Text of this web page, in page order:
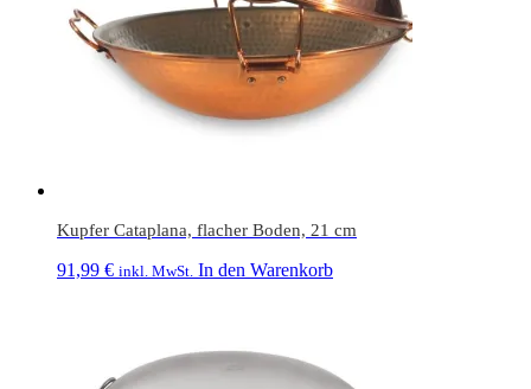
Kupfer Cataplana, flacher Boden, 21 cm
91,99 € inkl. MwSt. In den Warenkorb